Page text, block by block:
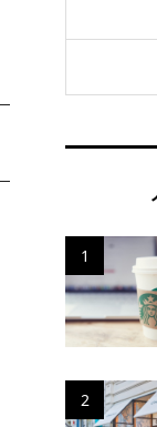
1
2